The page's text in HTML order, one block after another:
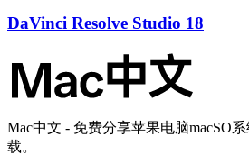
DaVinci Resolve Studio 18
Mac中文 - 免费分享苹果电脑macSO
载。